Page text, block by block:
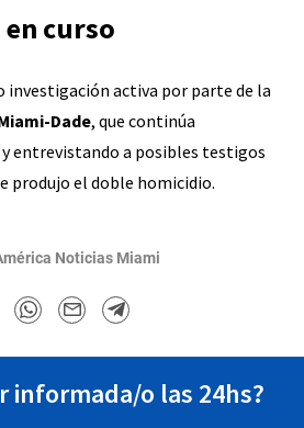
curso
investigación activa por parte de la
Dade, que continúa
entrevistando a posibles testigos
produjo el doble homicidio.
Noticias Miami
informada/o las 24hs?